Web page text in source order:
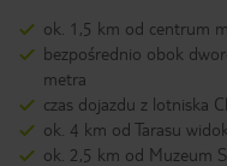
ok. 1,5 km od centrum
bezpośrednio obok
metra
czas dojazdu z lotniska
ok. 4 km od Tarasu
ok. 2,5 km od Muzeum